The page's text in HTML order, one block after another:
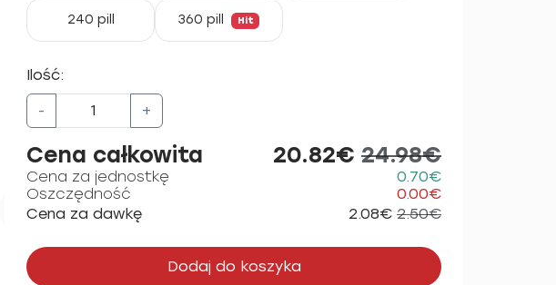
240 pill 360 pill Hit
Ilość:
- +
Cena całkowita 20.82€ 24.98€
Cena za jednostkę
0.70€
Oszczędność
0.00€
Cena za dawkę
2.08€ 2.50€
Dodaj do koszyka